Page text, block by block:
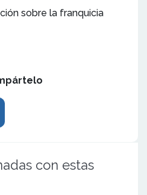
sobre la franquicia
con estas